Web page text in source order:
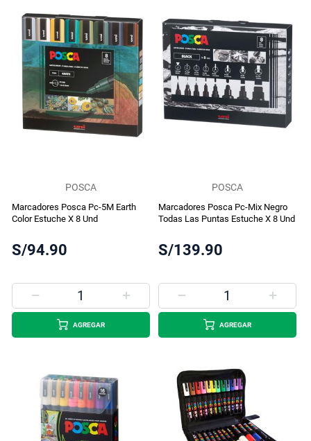
POSCA
Marcadores Posca Pc-5M Earth
Color Estuche X 8 Und
S/94.90
AGREGAR
POSCA
Marcadores Posca Pc-Mix Negro
Todas Las Puntas Estuche X 8 Und
S/139.90
AGREGAR